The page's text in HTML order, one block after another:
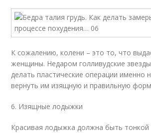
К сожалению, колени – это то, что
женщины. Недаром голливудские
делать пластические операции именно
вернуть им изящную и правильную
6. Изящные лодыжки
Красивая лодыжка должна быть